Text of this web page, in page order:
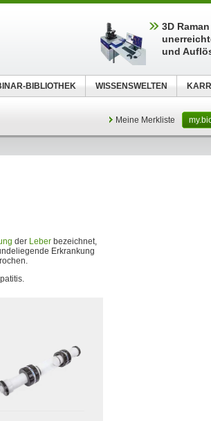
Meine Merkliste
der Leber bezeichnet,
Erkrankung
3D
und
BIBLIOTHEK WISSENSWELTEN